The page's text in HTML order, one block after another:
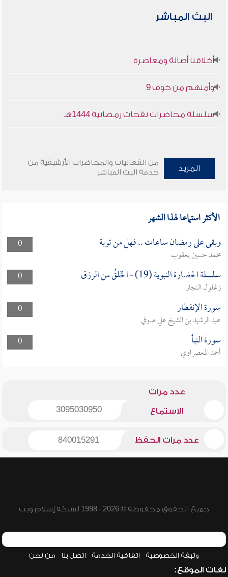
البث المباشر
أخلاقنا أصالة ومعاصرة
وأمنهم من خوف 9
سلسلة محاضرات نفحات رمضانية 1444هـ
المزيد
من الفعاليات والمحاضرات الأرشيفية من
خدمة البث المباشر
الأكثر استماعا لهذا الشهر
0 وبقى على رمضان ساعات .. فهل من توبة
محمد حسين يعقوب
0
سلسلة الحضارة النبوية (19) - الخَلقُ من الرزق
زغلول النجار
0
سورة الإنفطار
عبد الرشيد بن الشيخ علي صوفي
0
سورة النبأ
أحمد المعصراوي
عدد مرات
الاستماع 3095030950
عدد مرات الحفظ 840015291
جميع الحقوق محفوظة © 2026 - 1998 لشبكة إسلام ويب
وثيقة الخصوصية اتفاقية الخدمة اتصل بنا من نحن
لغات الموقع: